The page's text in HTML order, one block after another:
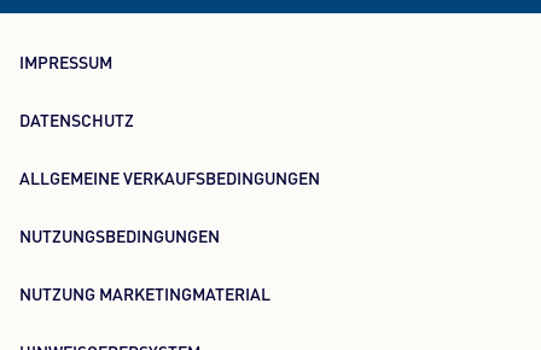
IMPRESSUM
DATENSCHUTZ
ALLGEMEINE VERKAUFSBEDINGUNGEN
NUTZUNGSBEDINGUNGEN
NUTZUNG MARKETINGMATERIAL